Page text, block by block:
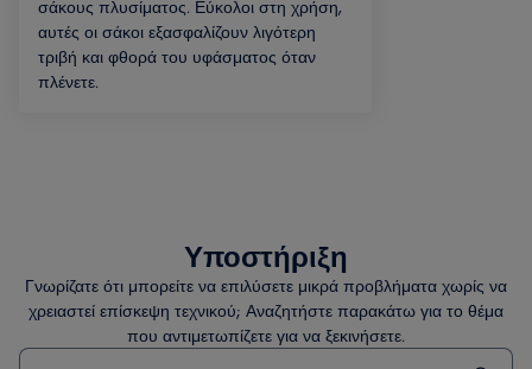
σάκους πλυσίματος. Εύκολοι στη χρήση,
αυτές οι σάκοι εξασφαλίζουν λιγότερη
τριβή και φθορά του υφάσματος όταν
πλένετε.
Υποστήριξη
Γνωρίζατε ότι μπορείτε να επιλύσετε μικρά προβλήματα χωρίς να
χρειαστεί επίσκεψη τεχνικού; Αναζητήστε παρακάτω για το θέμα
που αντιμετωπίζετε για να ξεκινήσετε.
Τύπος για αναζήτηση άρθρων υποστήριξης